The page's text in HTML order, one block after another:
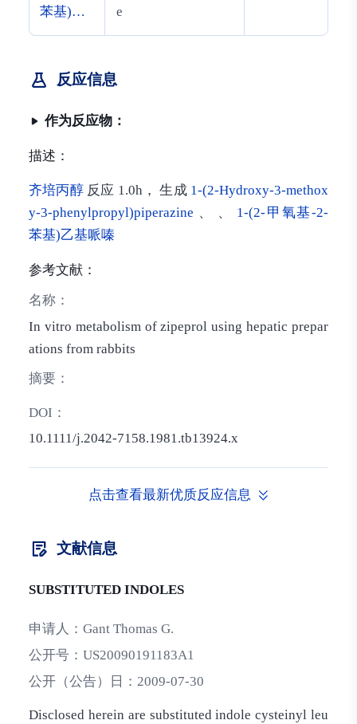
苯基)乙
e
反应信息
作为反应物：
描述：
齐培丙醇反应 1.0h， 生成 1-(2-Hydroxy-3-methox
y-3-phenylpropyl)piperazine 、 、 1-(2-甲氧基-2-
苯基)乙基哌嗪
参考文献：
名称：
In vitro metabolism of zipeprol using hepatic prepar
ations from rabbits
摘要：
DOI：
10.1111/j.2042-7158.1981.tb13924.x
点击查看最新优质反应信息
文献信息
SUBSTITUTED INDOLES
申请人： Gant Thomas G.
公开号： US20090191183A1
公开（公告）日： 2009-07-30
Disclosed herein are substituted indole cysteinyl leu